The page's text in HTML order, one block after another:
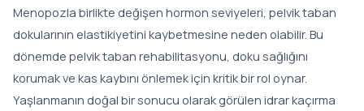
Menopozla birlikte değişen hormon seviyeleri, pelvik taban
dokularının elastikiyetini kaybetmesine neden olabilir. Bu
dönemde pelvik taban rehabilitasyonu, doku sağlığını
korumak ve kas kaybını önlemek için kritik bir rol oynar.
Yaşlanmanın doğal bir sonucu olarak görülen idrar kaçırma